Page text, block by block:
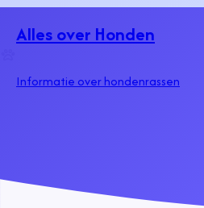
Alles over Honden
Informatie over hondenrassen